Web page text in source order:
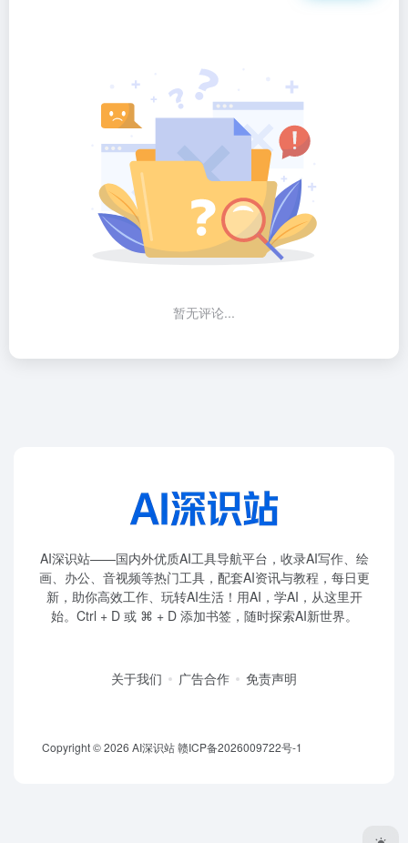
暂无评论...
AI深识站——国内外优质AI工具导航平台，收录AI写作、绘
画、办公、音视频等热门工具，配套AI资讯与教程，每日更
新，助你高效工作、玩转AI生活！用AI，学AI，从这里开
始。Ctrl + D 或 ⌘ + D 添加书签，随时探索AI新世界。
关于我们 广告合作 免责声明
Copyright © 2026 AI深识站赣ICP备2026009722号-1